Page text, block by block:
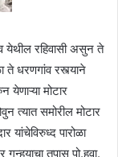
येथील रहिवासी असुन ते
ते धरणगांव रस्त्याने
मोटार
त्यात समोरील मोटार
यांचेविरुध्द पारोळा
तपास पो.हवा.